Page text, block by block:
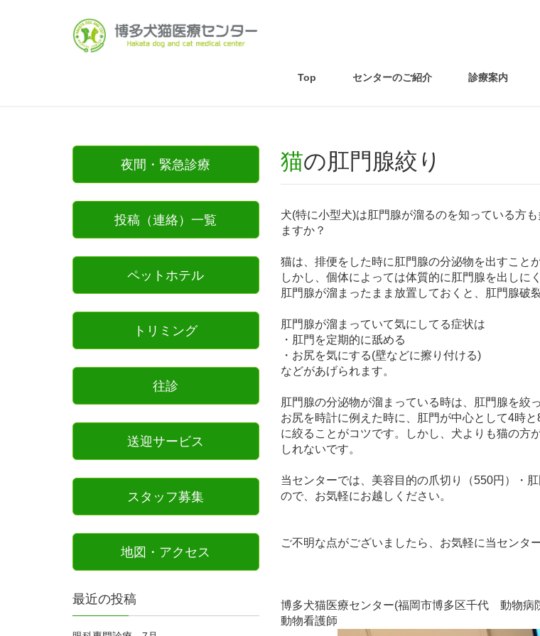
Top センターのご紹介 診療案内
猫の肛門腺絞り
犬(特に小型犬)は肛門腺が溜るのを知っている方
ますか？
猫は、排便をした時に肛門腺の分泌物を出すこと
しかし、個体によっては体質的に肛門腺を出しに
肛門腺が溜まったまま放置しておくと、肛門腺破
肛門腺が溜まっていて気にしてる症状は
・肛門を定期的に舐める
・お尻を気にする(壁などに擦り付ける)
などがあげられます。
肛門腺の分泌物が溜まっている時は、肛門腺を絞
お尻を時計に例えた時に、肛門が中心として4時
に絞ることがコツです。しかし、犬よりも猫の方
しれないです。
当センターでは、美容目的の爪切り（550円）・
ので、お気軽にお越しください。
ご不明な点がございましたら、お気軽に当センタ
博多犬猫医療センター(福岡市博多区千代 動物病
動物看護師
夜間・緊急診療
投稿（連絡）一覧
ペットホテル
トリミング
往診
送迎サービス
スタッフ募集
地図・アクセス
最近の投稿